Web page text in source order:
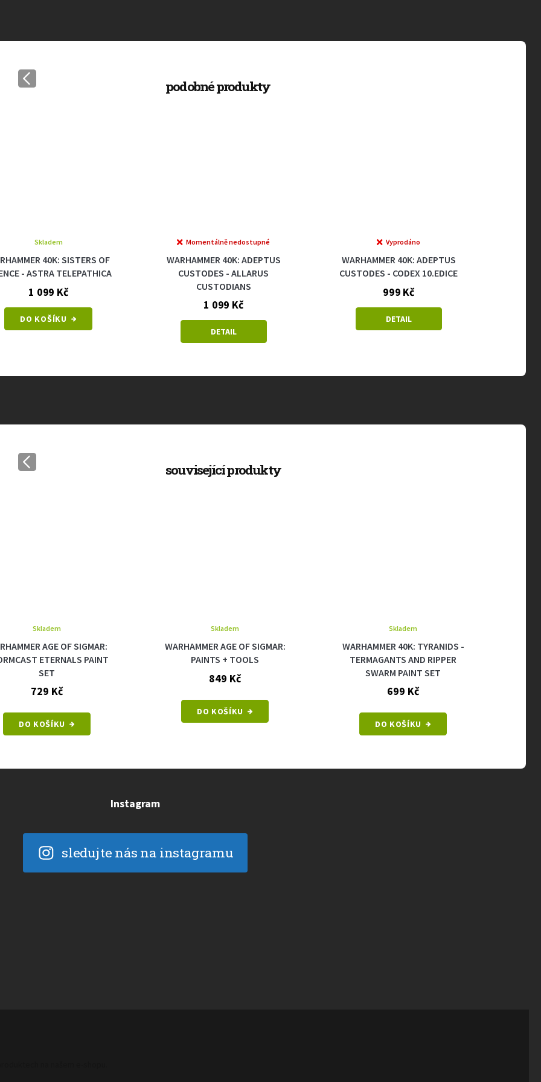
40K: SISTERS OF
- ASTRA TELEPATHICA
Skladem
1 099 Kč
DO KOŠÍKU
WARHAMMER 40K: ADEPTUS
CUSTODES - ALLARUS
CUSTODIANS
Momentálně nedostupné
1 099 Kč
DETAIL
WARHAMMER 40K: ADEPTUS
CUSTODES - CODEX 10.EDICE
Vyprodáno
999 Kč
DETAIL
AGE OF SIGMAR:
ETERNALS PAINT
Skladem
729 Kč
KOŠÍKU
WARHAMMER AGE OF SIGMAR:
PAINTS + TOOLS
Skladem
849 Kč
DO KOŠÍKU
WARHAMMER 40K: TYRANIDS -
TERMAGANTS AND RIPPER
SWARM PAINT SET
Skladem
699 Kč
DO KOŠÍKU
Instagram
sledujte nás na instagramu